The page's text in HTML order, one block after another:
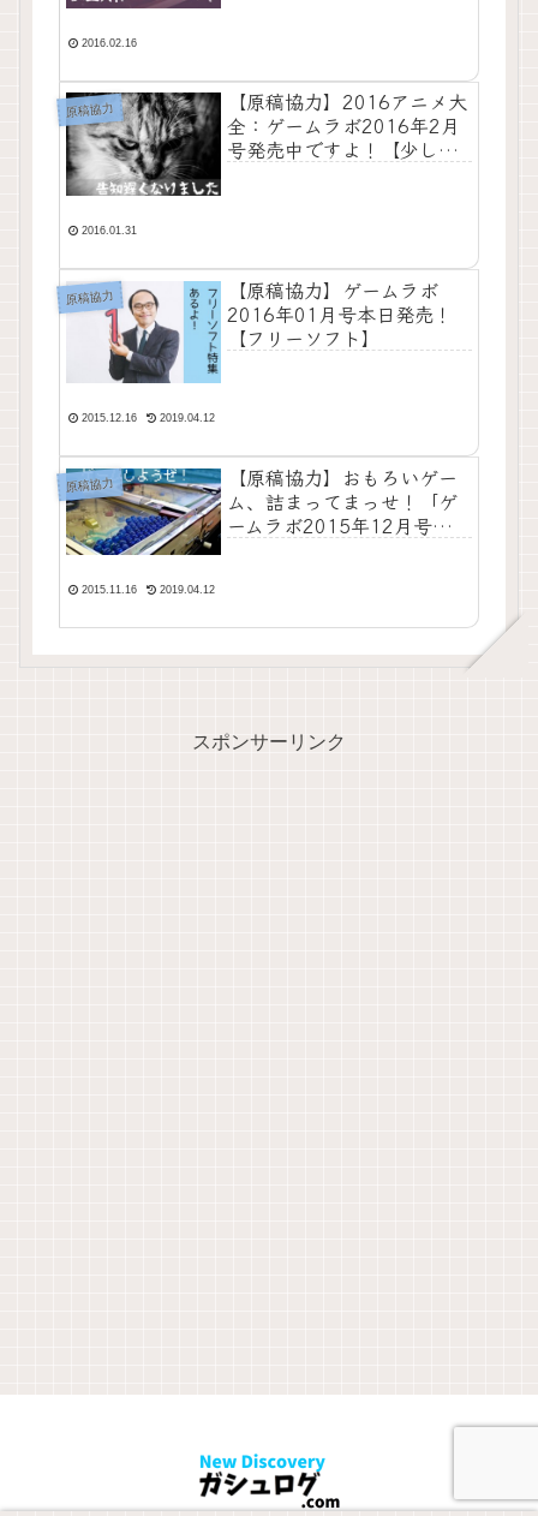
2016.02.16
原稿協力
【原稿協力】2016アニメ大
全：ゲームラボ2016年2月
号発売中ですよ！【少し遅
2016.01.31
原稿協力
【原稿協力】ゲームラボ
2016年01月号本日発売！
【フリーソフト】
2015.12.16 2019.04.12
原稿協力
【原稿協力】おもろいゲー
ム、詰まってまっせ！「ゲ
ームラボ2015年12月号」
2015.11.16 2019.04.12
スポンサーリンク